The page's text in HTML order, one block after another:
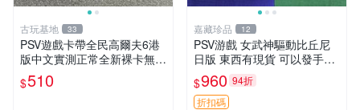
古玩基地 33
PSV遊戲卡帶全民高爾夫6港
版中文實測正常全新裸卡無保
售不退換單次購兩張以上再享
優惠 全民高爾夫6 PSV 港版
$510
嘉藏珍品 12
PSV游戲 女武神驅動比丘尼
日版 東西有現貨 可以發手物
品 無質量問題售不退不換
$960 94折
折扣碼